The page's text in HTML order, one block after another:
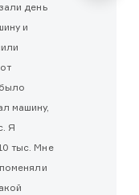
день
и
машину,
Я
тыс. Мне